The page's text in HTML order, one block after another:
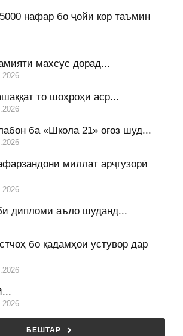
нафар бо ҷойи кор таъмин
махсус дорад...
то шоҳроҳи аср...
ба «Школа 21» оғоз шуд...
миллат арҷгузорӣ
дипломи аъло шуданд...
бо қадамҳои устувор дар
БЕШТАР